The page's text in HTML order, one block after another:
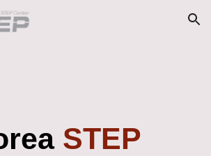
Skip to navigation
STEP